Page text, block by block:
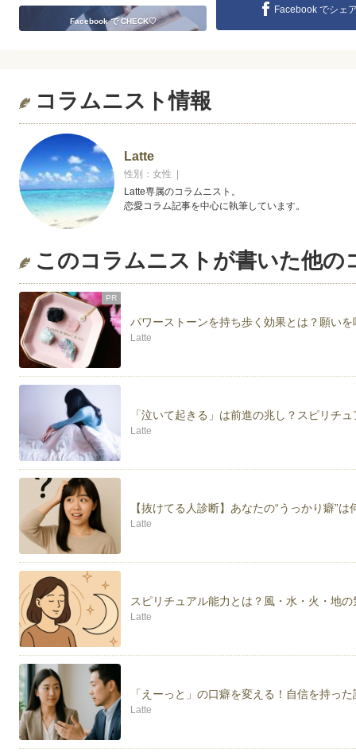
Facebook で CHECK♡
Facebook でシェ
コラムニスト情報
Latte
性別：女性 |
Latte専属のコラムニスト。
恋愛コラム記事を中心に執筆しています。
このコラムニストが書いた他の
PR
パワーストーンを持ち歩く効果とは？願い
Latte
「泣いて起きる」は前進の兆し？スピリチ
Latte
【抜けてる人診断】あなたの“うっかり癖”
Latte
スピリチュアル能力とは？風・水・火・地
Latte
「えーっと」の口癖を変える！自信を持っ
Latte